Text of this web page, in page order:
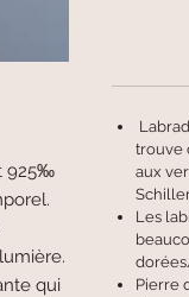
925‰
qui
trouve
aux
Les
Pierre